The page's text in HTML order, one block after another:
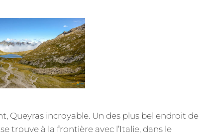
Queyras incroyable. Un des plus bel endroit de
trouve à la frontière avec l’Italie, dans le